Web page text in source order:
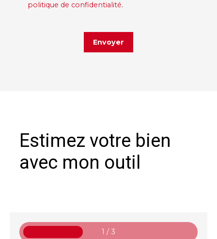
politique de confidentialité.
Envoyer
Estimez votre bien
avec mon outil
1 / 3